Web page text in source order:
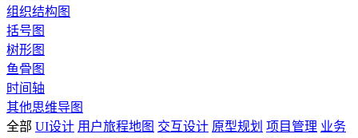
组织结构图
括号图
树形图
鱼骨图
时间轴
其他思维导图
全部 UI设计 用户旅程地图 交互设计 原型规划 项目管理 业务